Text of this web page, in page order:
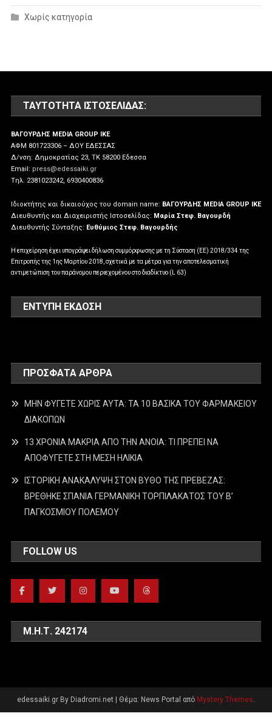
Χωρίς κατηγορία
ΤΑΥΤΌΤΗΤΑ ΙΣΤΟΣΕΛΊΔΑΣ:
ΒΑΓΟΥΡΔΗΣ MEDIA GROUP IKE
ΑΦΜ 801723306 – ΔΟΥ ΕΔΕΣΣΑΣ
Δ/νση: Δημοκρατίας 23, ΤΚ 58200 Εδεσσα
Email: press@edessaiki.gr
Tηλ. 2381023242, 6930400836
Ιδιοκτήτης και δικαιούχος του domain name: ΒΑΓΟΥΡΔΗΣ MEDIA GROUP IKE
Διευθυντής και Διαχειριστής Ιστοσελίδας: Μαρία Στεφ. Βαγουρδή
Διευθυντής Σύνταξης: Ευθύμιος Στεφ. Βαγουρδής
Η επιχείρηση έχει υπογράψει δήλωση συμμόρφωσης με τη Σύσταση (ΕΕ) 2018/334 της
Επιτροπής της 1ης Μαρτίου 2018, σχετικά με τα μέτρα για την αποτελεσματική
αντιμετώπιση του παράνομου περιεχομένου στο διαδίκτυο (L 63)
ΕΝΤΥΠΗ ΕΚΔΟΣΗ
ΠΡΌΣΦΑΤΑ ΆΡΘΡΑ
ΜΗΝ ΦΥΓΕΤΕ ΧΩΡΙΣ ΑΥΤΑ: ΤΑ 10 ΒΑΣΙΚΑ ΤΟΥ ΦΑΡΜΑΚΕΙΟΥ
ΔΙΑΚΟΠΩΝ
13 ΧΡΟΝΙΑ ΜΑΚΡΙΑ ΑΠΟ ΤΗΝ ΑΝΟΙΑ: ΤΙ ΠΡΕΠΕΙ ΝΑ
ΑΠΟΦΥΓΕΤΕ ΣΤΗ ΜΕΣΗ ΗΛΙΚΙΑ
ΙΣΤΟΡΙΚΗ ΑΝΑΚΑΛΥΨΗ ΣΤΟΝ ΒΥΘΟ ΤΗΣ ΠΡΕΒΕΖΑΣ:
ΒΡΕΘΗΚΕ ΣΠΑΝΙΑ ΓΕΡΜΑΝΙΚΗ ΤΟΡΠΙΛΑΚΑΤΟΣ ΤΟΥ Β’
ΠΑΓΚΟΣΜΙΟΥ ΠΟΛΕΜΟΥ
FOLLOW US
Μ.Η.Τ. 242174
edessaiki.gr By Diadromi.net Θέμα: News Portal από Mystery Themes.